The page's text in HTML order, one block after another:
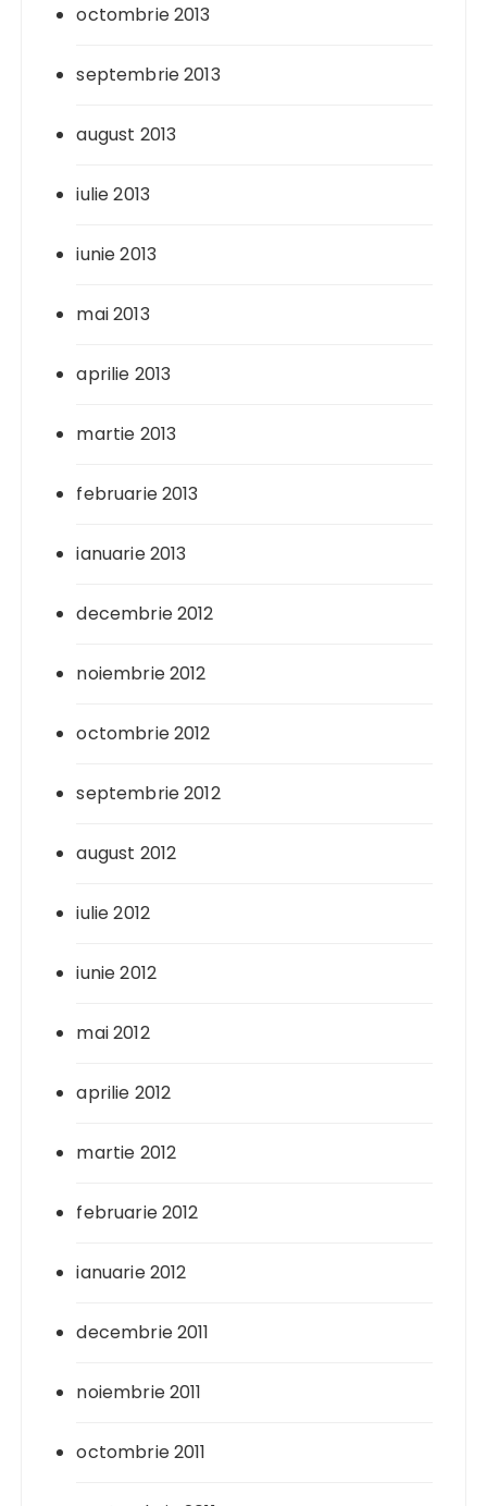
octombrie 2013
septembrie 2013
august 2013
iulie 2013
iunie 2013
mai 2013
aprilie 2013
martie 2013
februarie 2013
ianuarie 2013
decembrie 2012
noiembrie 2012
octombrie 2012
septembrie 2012
august 2012
iulie 2012
iunie 2012
mai 2012
aprilie 2012
martie 2012
februarie 2012
ianuarie 2012
decembrie 2011
noiembrie 2011
octombrie 2011